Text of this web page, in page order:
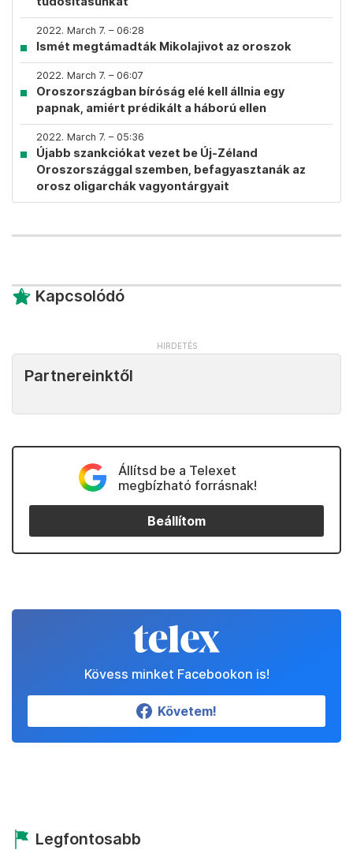
2022. March 7. – 06:28
Ismét megtámadták Mikolajivot az oroszok
2022. March 7. – 06:07
Oroszországban bíróság elé kell állnia egy
papnak, amiért prédikált a háború ellen
2022. March 7. – 05:36
Újabb szankciókat vezet be Új-Zéland
Oroszországgal szemben, befagyasztanák az
orosz oligarchák vagyontárgyait
Kapcsolódó
Partnereinktől
Állítsd be a Telexet
megbízható forrásnak!
Beállítom
Kövess minket Facebookon is!
Követem!
Legfontosabb